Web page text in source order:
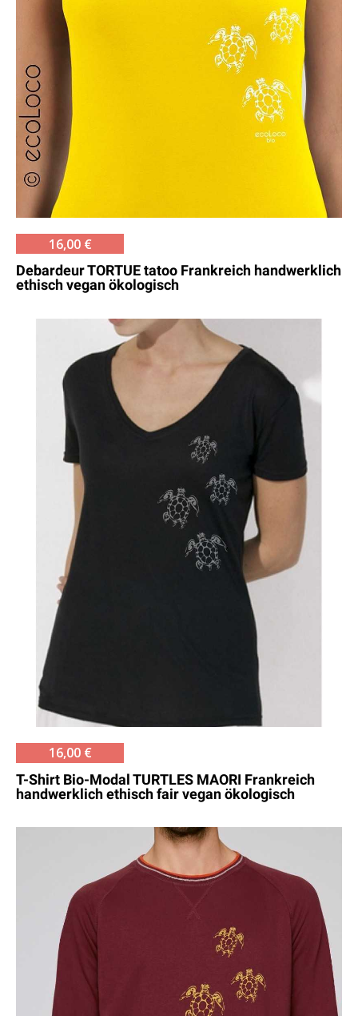
16,00 €
Debardeur TORTUE tatoo Frankreich handwerklich
ethisch vegan ökologisch
16,00 €
T-Shirt Bio-Modal TURTLES MAORI Frankreich
handwerklich ethisch fair vegan ökologisch